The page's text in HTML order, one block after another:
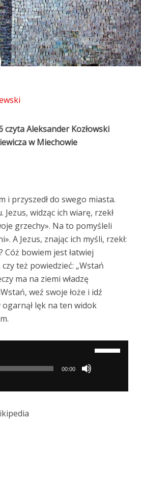
czyta Aleksander Kozłowski
w Miechowie
i przyszedł do swego miasta.
widząc ich wiarę, rzekł
grzechy». Na to pomyśleli
A Jezus, znając ich myśli, rzekł:
Cóż bowiem jest łatwiej
też powiedzieć: „Wstań
ma na ziemi władzę
weź swoje łoże i idź
ogarnął lęk na ten widok
00:00